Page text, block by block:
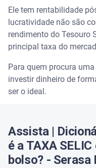
Como investir no
Organize sua vida
Serasa
Serasa Score
Serasa Limpa Nome
Serasa Premium
Ele tem rentabilidade
lucratividade não são
rendimento do Tesouro
principal taxa do
Para quem procura
investir dinheiro de
ser o ideal.
Assista |
é a TAXA
bolso? - Serasa